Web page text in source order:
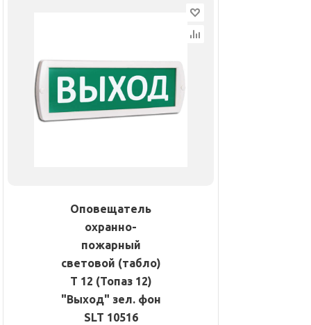
Оповещатель
охранно-
пожарный
световой (табло)
Т 12 (Топаз 12)
"Выход" зел. фон
SLT 10516